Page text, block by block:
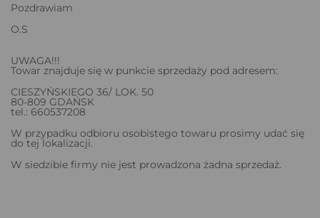
Pozdrawiam
O.S
UWAGA!!!
Towar znajduje się w punkcie sprzedaży pod adresem:
CIESZYŃSKIEGO 36/ LOK. 50
80-809 GDAŃSK
tel.: 660537208
W przypadku odbioru osobistego towaru prosimy udać się
do tej lokalizacji.
W siedzibie firmy nie jest prowadzona żadna sprzedaż.